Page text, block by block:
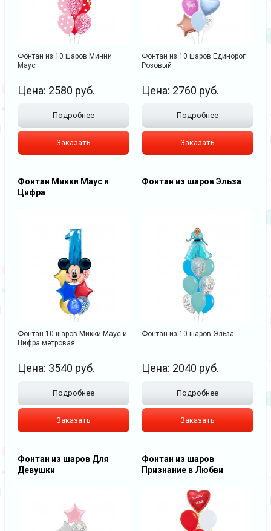
Фонтан из 10 шаров Минни
Маус
Цена: 2580 руб.
Подробнее
Заказать
Фонтан из 10 шаров Единорог
Розовый
Цена: 2760 руб.
Подробнее
Заказать
Фонтан Микки Маус и
Цифра
Фонтан 10 шаров Микки Маус и
Цифра метровая
Цена: 3540 руб.
Подробнее
Заказать
Фонтан из шаров Эльза
Фонтан из 10 шаров Эльза
Цена: 2040 руб.
Подробнее
Заказать
Фонтан из шаров Для
Девушки
Фонтан из шаров
Признание в Любви